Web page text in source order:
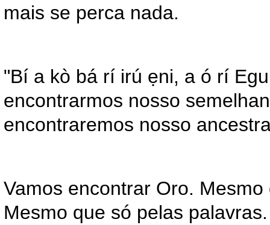
mais se perca nada.
"Bí a kò bá rí irú ẹni, a ó rí
encontrarmos nosso
encontraremos nosso
Vamos encontrar Oro.
Mesmo que só pelas